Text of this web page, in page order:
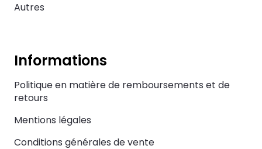
Autres
Informations
Politique en matière de remboursements et de
retours
Mentions légales
Conditions générales de vente